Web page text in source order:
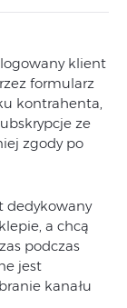
klient
formularz
kontrahenta,
ze
zgody po
dedykowany
a chcą
podczas
jest
kanału